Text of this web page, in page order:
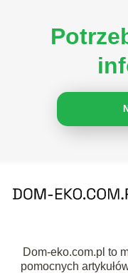
Dom-eko.com.pl to
pomocnych